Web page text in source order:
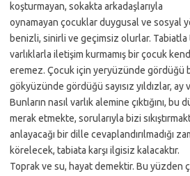
koşturmayan, sokakta arkadaşlarıyla
oynamayan çocuklar duygusal ve sosyal
benizli, sinirli ve geçimsiz olurlar. Tabiatla
varlıklarla iletişim kurmamış bir çocuk
eremez. Çocuk için yeryüzünde gördüğü
gökyüzünde gördüğü sayısız yıldızlar, ay
Bunların nasıl varlık alemine çıktığını,
merak etmekte, sorularıyla bizi
anlayacağı bir dille cevaplandırılmadığı
körelecek, tabiata karşı ilgisiz kalacaktır.
Toprak ve su, hayat demektir. Bu yüzden